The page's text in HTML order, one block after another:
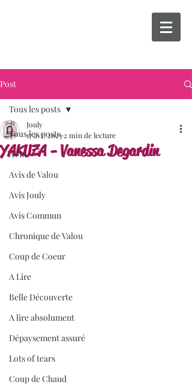
Post
Tous les posts
AVIS
Avis de Valou
Avis Jouly
Avis Commun
Chronique de Valou
Coup de Coeur
A Lire
Belle Découverte
A lire absolument
Dépaysement assuré
Lots of tears
Coup de Chaud
Tous les posts
YAKUZA - Vanessa Degardin
Jouly
17 avr. 2023 2 min de lecture